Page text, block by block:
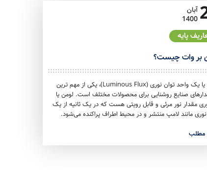
آبان
1400
پایه
بر وات چیست؟
لومن یا یک واحد توان نوری (Luminous Flux)، یکی از مهم‌ ترین
صنایع روشنایی برای محصولات مختلف است. لومن یا
مقدار نور مرئی و قابل رویتی هست که در یک ثانیه از یک
مانند لامپ منتشر و در محیط اطراف پراکنده می‌شود.
مطلب